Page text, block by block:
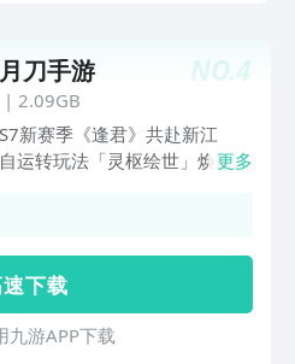
可以御剑寻山访水，结交天下
身世之谜。游戏围绕“修仙”设
容，并通过挂机的玩法，让你
仙梦。开局先选修炼方向，享
操纵飞剑，可选御剑；崇尚极
爆发，选炼体；追求天地五行
魂，则选驭鬼...确定修炼方向
正式踏上长生路了。自此，你跟
，学神通集古宝，御灵兽种灵
秘境历练，挑战上古妖兽，切
NO.4
刀手游
2.09GB
新赛季《逢君》共赴新江
运转玩法「灵枢绘世」焕新江
重回江湖梦起之处，与挚友相
纷新外观点亮盛夏。正统武侠底
龙正版授权，《天涯明月刀·
新面貌携S7赛季全平台上
更多
下 载
九游APP下载